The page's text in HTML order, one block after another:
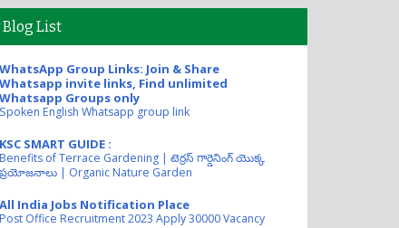
Blog List
WhatsApp Group Links: Join & Share
Whatsapp invite links, Find unlimited
Whatsapp Groups only
Spoken English Whatsapp group link
KSC SMART GUIDE :
Benefits of Terrace Gardening | టెర్రస్ గార్డెనింగ్ యొక్క
ప్రయోజనాలు | Organic Nature Garden
All India Jobs Notification Place
Post Office Recruitment 2023 Apply 30000 Vacancy